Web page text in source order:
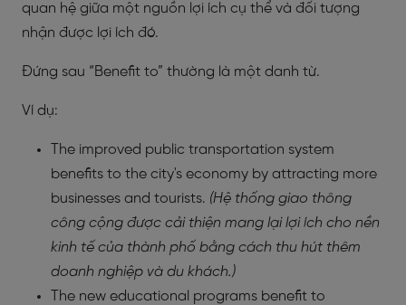
quan hệ giữa một nguồn lợi ích cụ thể và đối tượng
nhận được lợi ích đó.
Đứng sau “Benefit to” thường là một danh từ.
Ví dụ:
The improved public transportation system
benefits to the city's economy by attracting more
businesses and tourists. (Hệ thống giao thông
công cộng được cải thiện mang lại lợi ích cho nền
kinh tế của thành phố bằng cách thu hút thêm
doanh nghiệp và du khách.)
The new educational programs benefit to